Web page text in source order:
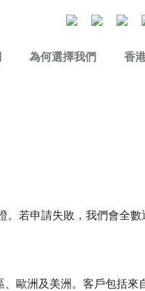
為何選擇我們 香
若申請失敗，我們會全數
歐洲及美洲。客戶包括來